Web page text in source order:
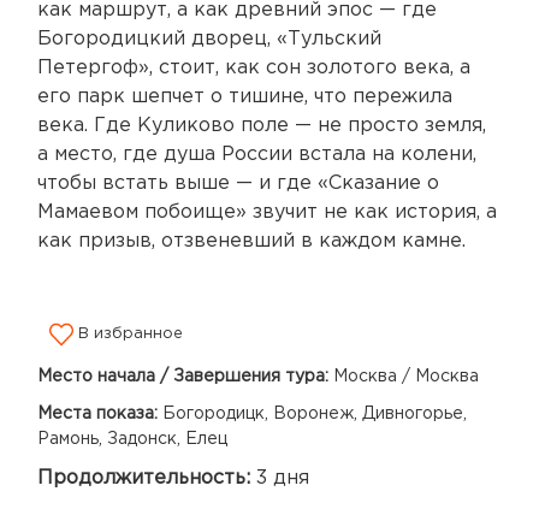
как маршрут, а как древний эпос — где
Богородицкий дворец, «Тульский
Петергоф», стоит, как сон золотого века, а
его парк шепчет о тишине, что пережила
века. Где Куликово поле — не просто земля,
а место, где душа России встала на колени,
чтобы встать выше — и где «Сказание о
Мамаевом побоище» звучит не как история, а
как призыв, отзвеневший в каждом камне.
В избранное
Место начала / Завершения тура: Москва / Москва
Места показа: Богородицк, Воронеж, Дивногорье,
Рамонь, Задонск, Елец
Продолжительность: 3 дня